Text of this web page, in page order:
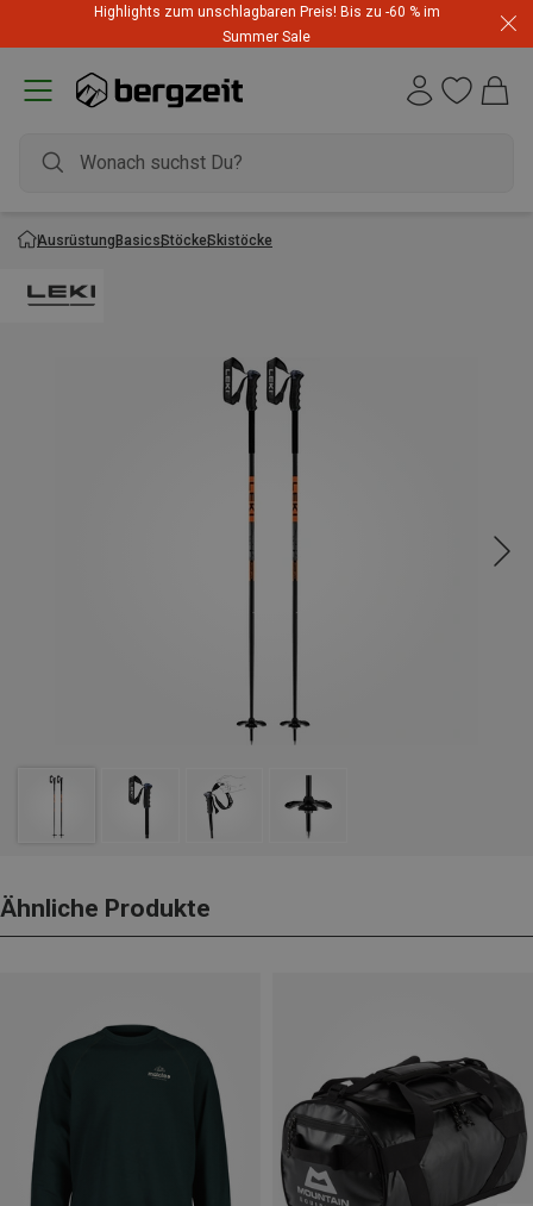
Highlights zum unschlagbaren Preis! Bis zu -60 % im
Summer Sale
AusrüstungBasicsStöckeSkistöcke
Ähnliche Produkte